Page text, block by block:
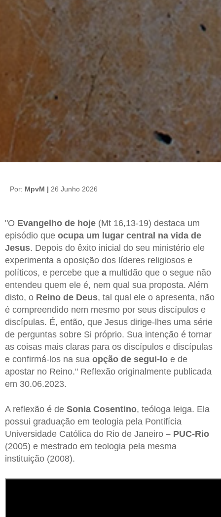
Por: MpvM | 26 Junho 2026
"O Evangelho de hoje (Mt 16,13-19) destaca um
episódio que ocupa um lugar central na vida de
Jesus. Depois do êxito inicial do seu ministério ele
experimenta a oposição dos líderes religiosos e
políticos, e percebe que a multidão que o segue não
entendeu quem ele é, nem qual sua proposta. Além
disto, o Reino de Deus, tal qual ele o apresenta, não
é compreendido nem mesmo por seus discípulos e
discípulas. É, então, que Jesus dirige-lhes uma série
de perguntas sobre Si próprio. Sua intenção é tornar
as coisas mais claras para os discípulos e discípulas
e confirmá-los na sua opção de segui-lo e de
apostar no Reino." Reflexão originalmente publicada
em 30.06.2023.
A reflexão é de Sonia Cosentino, teóloga leiga. Ela
possui graduação em teologia pela Pontifícia
Universidade Católica do Rio de Janeiro – PUC-Rio
(2005) e mestrado em teologia pela mesma
instituição (2008).